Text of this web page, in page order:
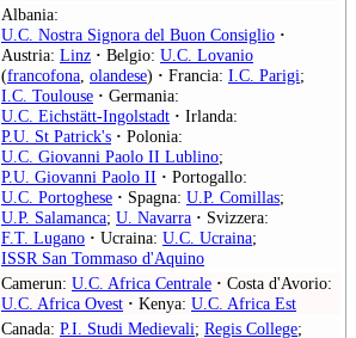
Albania:
U.C. Nostra Signora del Buon Consiglio ·
Austria: Linz · Belgio: U.C. Lovanio
(francofona olandese) · Francia: I.C. Parigi;
I.C. Toulouse · Germania:
U.C. Eichstätt-Ingolstadt · Irlanda:
P.U. St Patrick's · Polonia:
U.C. Giovanni Paolo II Lublino;
P.U. Giovanni Paolo II · Portogallo:
U.C. Portoghese · Spagna: U.P. Comillas;
U.P. Salamanca; U. Navarra · Svizzera:
F.T. Lugano · Ucraina: U.C. Ucraina;
ISSR San Tommaso d'Aquino
Camerun: U.C. Africa Centrale · Costa d'Avorio:
U.C. Africa Ovest · Kenya: U.C. Africa Est
Canada: P.I. Studi Medievali; Regis College;